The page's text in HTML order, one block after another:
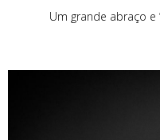
Um grande abraço e